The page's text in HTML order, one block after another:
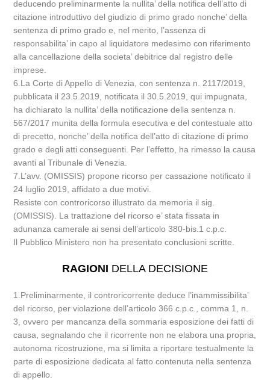
deducendo preliminarmente la nullita’ della notifica dell’atto di
citazione introduttivo del giudizio di primo grado nonche’ della
sentenza di primo grado e, nel merito, l’assenza di
responsabilita’ in capo al liquidatore medesimo con riferimento
alla cancellazione della societa’ debitrice dal registro delle
imprese.
6.La Corte di Appello di Venezia, con sentenza n. 2117/2019,
pubblicata il 23.5.2019, notificata il 30.5.2019, qui impugnata,
ha dichiarato la nullita’ della notificazione della sentenza n.
567/2017 munita della formula esecutiva e del contestuale atto
di precetto, nonche’ della notifica dell’atto di citazione di primo
grado e degli atti conseguenti. Per l’effetto, ha rimesso la causa
avanti al Tribunale di Venezia.
7.L’avv. (OMISSIS) propone ricorso per cassazione notificato il
24 luglio 2019, affidato a due motivi.
Resiste con controricorso illustrato da memoria il sig.
(OMISSIS). La trattazione del ricorso e’ stata fissata in
adunanza camerale ai sensi dell’articolo 380-bis.1 c.p.c.
Il Pubblico Ministero non ha presentato conclusioni scritte.
RAGIONI DELLA DECISIONE
1.Preliminarmente, il controricorrente deduce l’inammissibilita’
del ricorso, per violazione dell’articolo 366 c.p.c., comma 1, n.
3, ovvero per mancanza della sommaria esposizione dei fatti di
causa, segnalando che il ricorrente non ne elabora una propria,
autonoma ricostruzione, ma si limita a riportare testualmente la
parte di esposizione dedicata al fatto contenuta nella sentenza
di appello.